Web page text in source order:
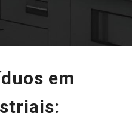
em